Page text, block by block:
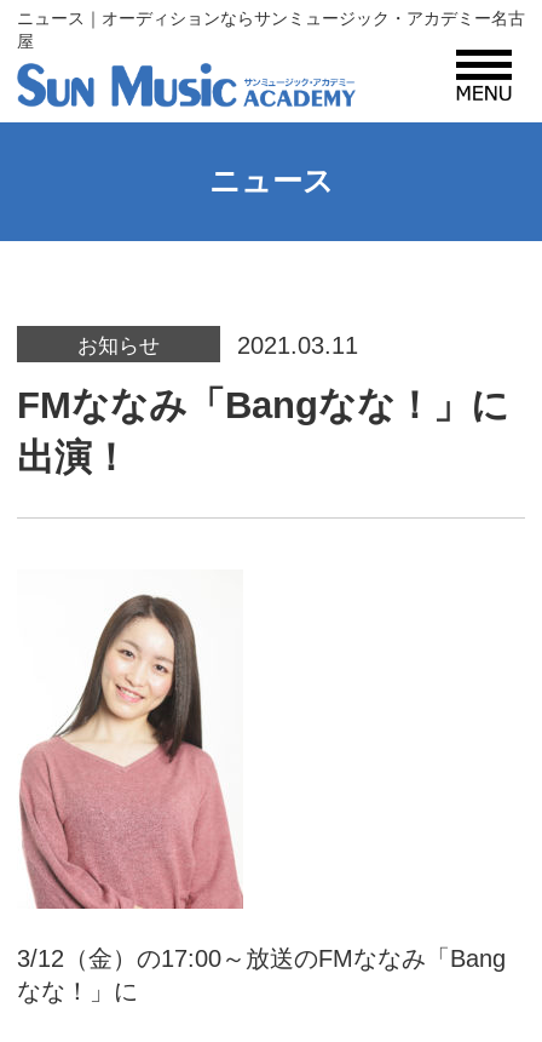
ニュース｜オーディションならサンミュージック・アカデミー名古
屋
MENU
サンミュージック・アカデミーとは？
入所案内
プロフィール
キャスティング
ニュース
お知らせ 2021.03.11
FMななみ「Bangなな！」に
出演！
3/12（金）の17:00～放送のFMななみ「Bang
なな！」に